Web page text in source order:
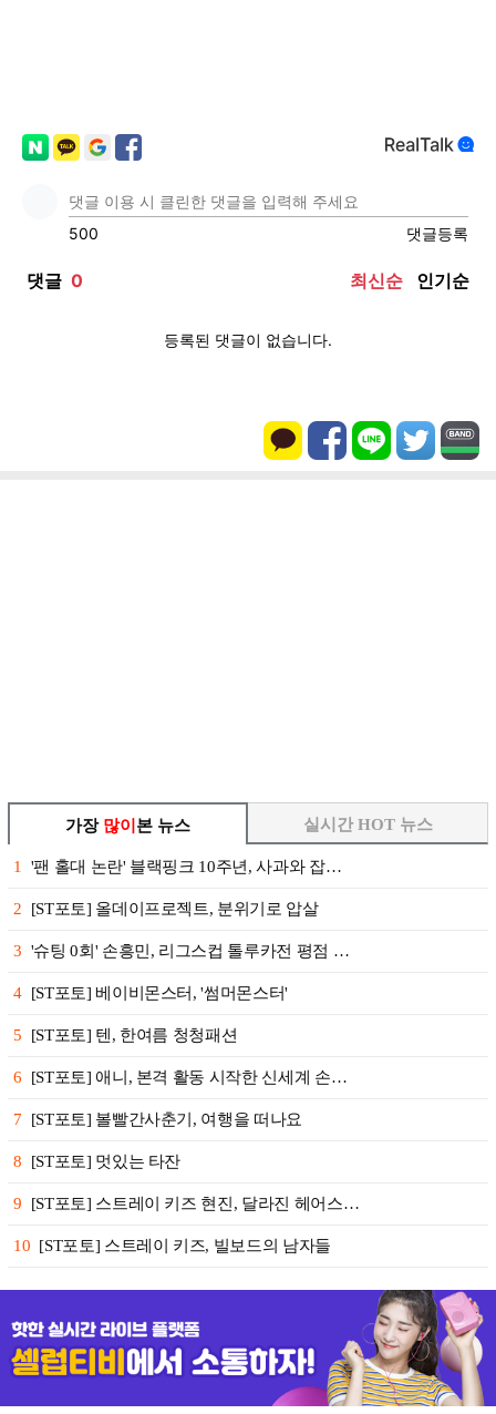
가장 많이 본 뉴스
1 '팬 홀대 논란' 블랙핑크 10주년, 사과와 잡…
2 [ST포토] 올데이프로젝트, 분위기로 압살
3 '슈팅 0회' 손흥민, 리그스컵 톨루카전 평점 …
4 [ST포토] 베이비몬스터, '썸머몬스터'
5 [ST포토] 텐, 한여름 청청패션
6 [ST포토] 애니, 본격 활동 시작한 신세계 손…
7 [ST포토] 볼빨간사춘기, 여행을 떠나요
8 [ST포토] 멋있는 타잔
9 [ST포토] 스트레이 키즈 현진, 달라진 헤어스…
10 [ST포토] 스트레이 키즈, 빌보드의 남자들
실시간 HOT 뉴스